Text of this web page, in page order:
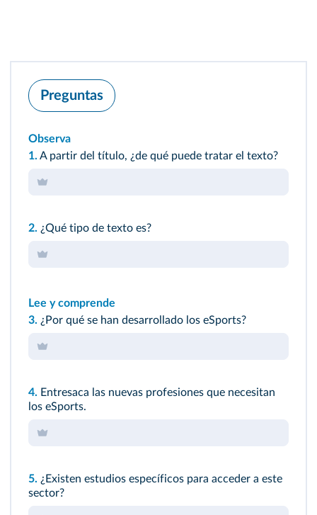
Preguntas
Observa
1. A partir del título, ¿de qué puede tratar el texto?
2. ¿Qué tipo de texto es?
Lee y comprende
3. ¿Por qué se han desarrollado los eSports?
4. Entresaca las nuevas profesiones que necesitan
los eSports.
5. ¿Existen estudios específicos para acceder a este
sector?